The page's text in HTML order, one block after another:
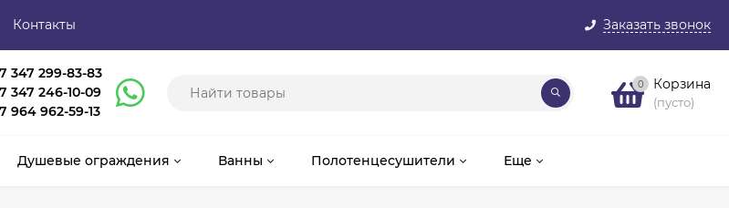
Заказать звонок
Контакты
347 299-83-83
347 246-10-09
964 962-59-13
0 Корзина
(пусто)
Душевые ограждения Ванны Полотенцесушители Еще